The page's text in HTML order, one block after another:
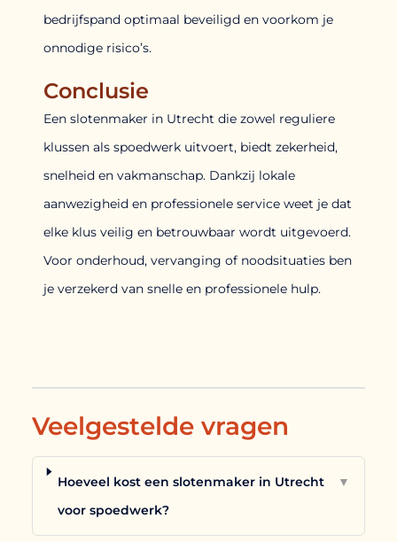
bedrijfspand optimaal beveiligd en voorkom je
onnodige risico’s.
Conclusie
Een slotenmaker in Utrecht die zowel reguliere
klussen als spoedwerk uitvoert, biedt zekerheid,
snelheid en vakmanschap. Dankzij lokale
aanwezigheid en professionele service weet je dat
elke klus veilig en betrouwbaar wordt uitgevoerd.
Voor onderhoud, vervanging of noodsituaties ben
je verzekerd van snelle en professionele hulp.
Veelgestelde vragen
Hoeveel kost een slotenmaker in Utrecht
voor spoedwerk?
▼